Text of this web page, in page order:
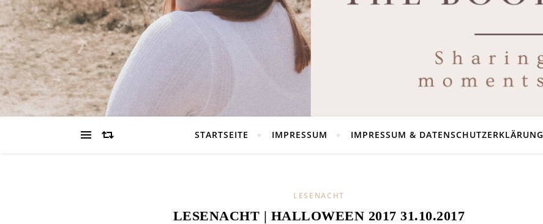
STARTSEITE IMPRESSUM IMPRESSUM & DATENSCHUTZERKLÄRUNG
LESENACHT
LESENACHT | HALLOWEEN 2017 31.10.2017